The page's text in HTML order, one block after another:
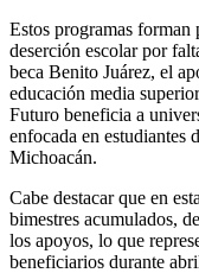
Estos programas forman
deserción escolar por
beca Benito Juárez, el
educación media
Futuro beneficia a
enfocada en estudiantes
Michoacán.
Cabe destacar que en
bimestres acumulados,
los apoyos, lo que
beneficiarios durante